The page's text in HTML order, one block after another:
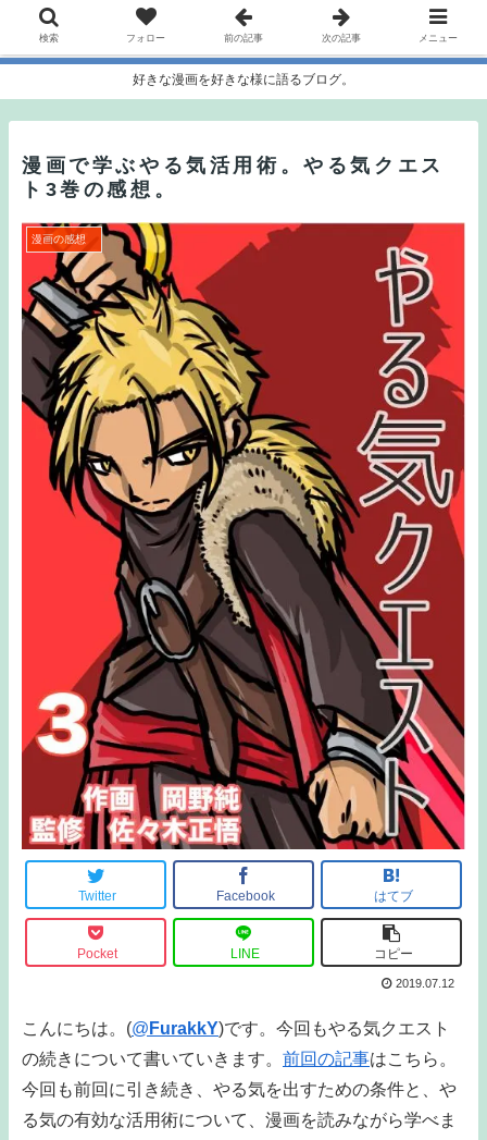
好きな漫画を好きな様に語るブログ。
漫画で学ぶやる気活用術。やる気クエス
ト3巻の感想。
漫画の感想
Twitter Facebook はてブ
Pocket LINE コピー
2019.07.12
こんにちは。(@ FurakkY)です。今回もやる気クエスト
の続きについて書いていきます。 前回の記事はこちら。
今回も前回に引き続き、やる気を出すための条件と、や
る気の有効な活用術について、漫画を読みながら学べま
検索 フォロー 前の記事 次の記事 メニュー